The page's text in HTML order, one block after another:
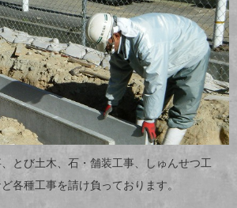
とび土木、石・舗装工事、しゅんせつ工
各種工事を請け負っております。